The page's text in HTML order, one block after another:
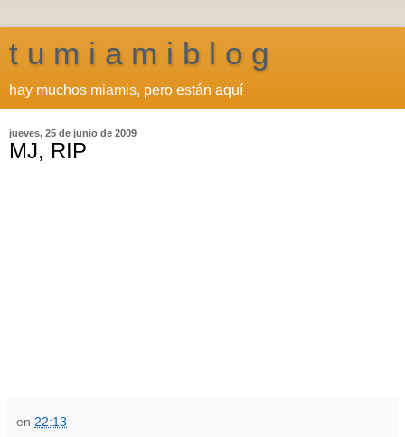
t u m i a m i b l o g
hay muchos miamis, pero están aquí
jueves, 25 de junio de 2009
MJ, RIP
en 22:13